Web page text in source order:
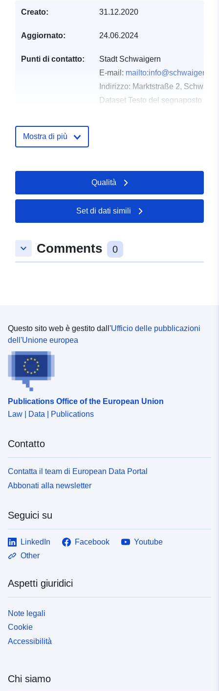
Creato: 31.12.2020
Aggiornato: 24.06.2024
Punti di contatto:
Stadt Schwaigern
E-mail:
Indirizzo: Marktstraße 2,
Dataset Testo del segnaposto
Registro del
catalogo:
Spaziale: Coordinate: [ [ 9.0621547,
49.1388808 ], [ 9.0671102,
49.1388808 ], [ 9.0671102,
49.1340135 ], [ 9.0621547,
uriRef:
http://data.europa.eu/88u/dataset/
Mostra di più
Qualità
Set di dati simili
keyboard_arrow_down Comments 0
Questo sito web è gestito dall'Ufficio delle pubblicazioni
dell'Unione europea
Publications Office of the European Union
Law | Data | Publications
Contatto
Contatta il team di European Data Portal
Abbonati alla newsletter
Seguici su
LinkedIn Facebook
Youtube
Other
Aspetti giuridici
Note legali
Cookie
Accessibilità
Chi siamo